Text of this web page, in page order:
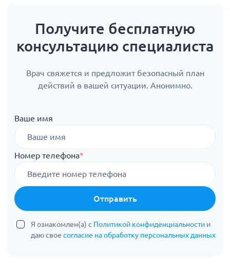
Получите бесплатную
консультацию специалиста
Врач свяжется и предложит безопасный план
действий в вашей ситуации. Анонимно.
Ваше имя
Номер телефона*
Отправить
Я ознакомлен(а) с Политикой конфиденциальности и
даю свое согласие на обработку персональных данных